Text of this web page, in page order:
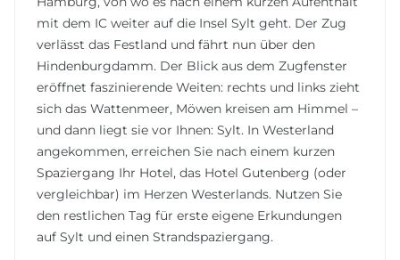
mit dem IC weiter auf die Insel Sylt geht. Der Zug
verlässt das Festland und fährt nun über den
Hindenburgdamm. Der Blick aus dem Zugfenster
eröffnet faszinierende Weiten: rechts und links zieht
sich das Wattenmeer, Möwen kreisen am Himmel –
und dann liegt sie vor Ihnen: Sylt. In Westerland
angekommen, erreichen Sie nach einem kurzen
Spaziergang Ihr Hotel, das Hotel Gutenberg (oder
vergleichbar) im Herzen Westerlands. Nutzen Sie
den restlichen Tag für erste eigene Erkundungen
auf Sylt und einen Strandspaziergang.